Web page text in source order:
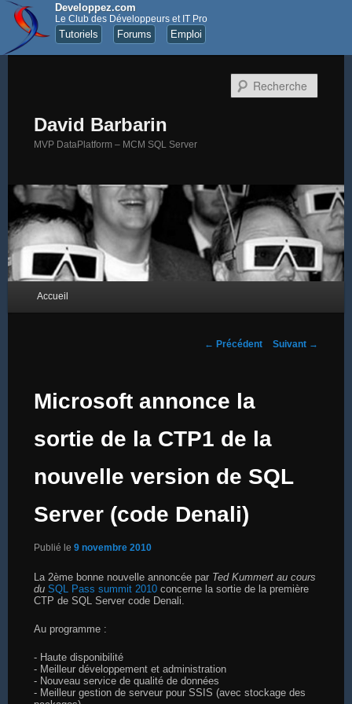
Developpez.com
Le Club des Développeurs et IT Pro
Tutoriels Forums Emploi
David Barbarin
MVP DataPlatform – MCM SQL Server
Aller au contenu principal
Aller au contenu secondaire
Accueil
Navigation des articles
← Précédent Suivant →
Microsoft annonce la
sortie de la CTP1 de la
nouvelle version de SQL
Server (code Denali)
Publié le 9 novembre 2010
La 2ème bonne nouvelle annoncée par Ted Kummert au cours
du SQL Pass summit 2010concerne la sortie de la première
CTP de SQL Server code Denali.
Au programme :
- Haute disponibilité
- Meilleur développement et administration
- Nouveau service de qualité de données
- Meilleur gestion de serveur pour SSIS (avec stockage des